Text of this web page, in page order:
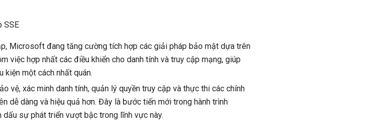
SSE
Microsoft đang tăng cường tích hợp các giải pháp bảo mật dựa trên
việc hợp nhất các điều khiển cho danh tính và truy cập mạng, giúp
kiện một cách nhất quán.
vệ, xác minh danh tính, quản lý quyền truy cập và thực thi các chính
dễ dàng và hiệu quả hơn. Đây là bước tiến mới trong hành trình
sự phát triển vượt bậc trong lĩnh vực này.